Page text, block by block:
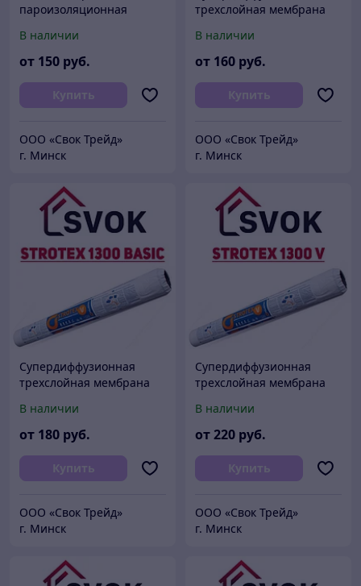
пароизоляционная
Польша
В наличии
от 150 руб.
Купить
ООО «Свок Трейд»
г. Минск
трехслойная мембрана
Польша
В наличии
от 160 руб.
Купить
ООО «Свок Трейд»
г. Минск
Супердиффузионная
трехслойная мембрана
Польша
В наличии
от 180 руб.
Купить
ООО «Свок Трейд»
г. Минск
Супердиффузионная
трехслойная мембрана
В наличии
от220 руб.
Купить
ООО «Свок Трейд»
г. Минск